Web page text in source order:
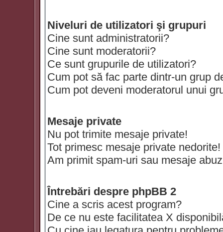
Niveluri de utilizatori şi grupuri
Cine sunt administratorii?
Cine sunt moderatorii?
Ce sunt grupurile de utilizatori?
Cum pot să fac parte dintr-un grup
Cum pot deveni moderatorul unui
Mesaje private
Nu pot trimite mesaje private!
Tot primesc mesaje private nedorite!
Am primit spam-uri sau mesaje
Întrebări despre phpBB 2
Cine a scris acest program?
De ce nu este facilitatea X